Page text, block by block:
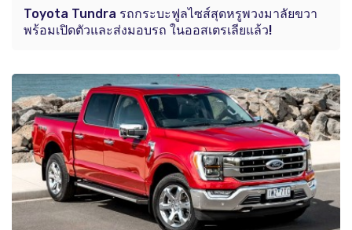
Toyota Tundra รถกระบะฟูลไซส์สุดหรูพวงมาลัยขวา
พร้อมเปิดตัวและส่งมอบรถ ในออสเตรเลียแล้ว!